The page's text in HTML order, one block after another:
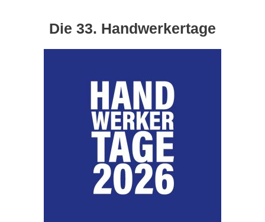
Die 33. Handwerkertage